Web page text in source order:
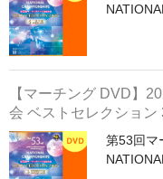
【マーチング DVD】
会 ベストセレクション
第53回マ